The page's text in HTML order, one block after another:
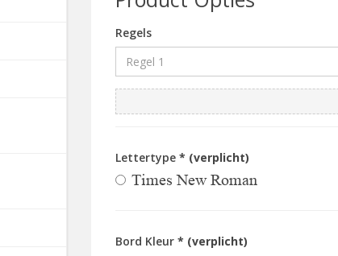
Regels
Lettertype * (verplicht)
Times New Roman
Bord Kleur * (verplicht)